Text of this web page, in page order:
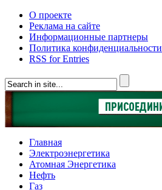
О проекте
Реклама на сайте
Информационные партнеры
Политика конфиденциальности
RSS for Entries
Главная
Электроэнергетика
Атомная Энергетика
Нефть
Газ